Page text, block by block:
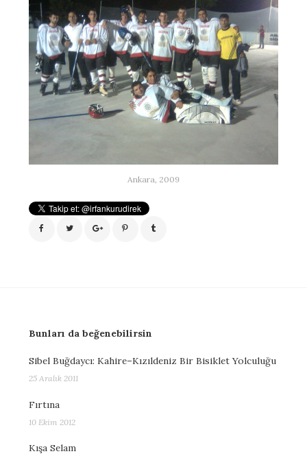
Ankara, 2009
Bunları da beğenebilirsin
Sibel Buğdaycı: Kahire–Kızıldeniz Bir Bisiklet Yolculuğu
25 Aralık 2011
Fırtına
10 Ekim 2012
Kışa Selam